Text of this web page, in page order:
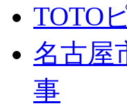
TOTO
名古屋
事